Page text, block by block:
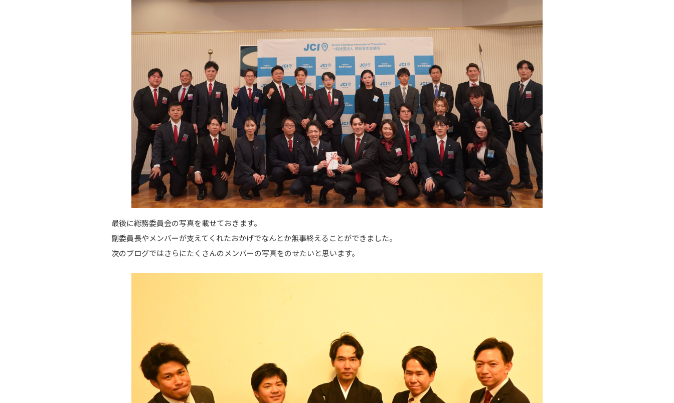
最後に総務委員会の写真を載せておきます。
副委員長やメンバーが支えてくれたおかげでなんとか無事終えることができました。
次のブログではさらにたくさんのメンバーの写真をのせたいと思います。